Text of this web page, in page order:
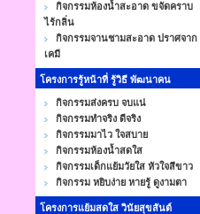
กิจกรรมห้องน้ำสะอาด ขจัดคราบ
ไร้กลิ่น
กิจกรรมจานชามสะอาด ปราศจาก
เคมี
โครงการรู้หน้าที่ รู้วิธี พัฒนาคน
กิจกรรมส่งครบ จบแน่
กิจกรรมทำจริง ดีจริง
กิจกรรมมาไว ใจสบาย
กิจกรรมห้องน้ำสดใส
กิจกรรมเด็กแย้มวัยใส หัวใจสีขาว
กิจกรรม หยิบง่าย หายรู้ ดูงามตา
โครงการแย้มสดใส วินัยสุขสันต์